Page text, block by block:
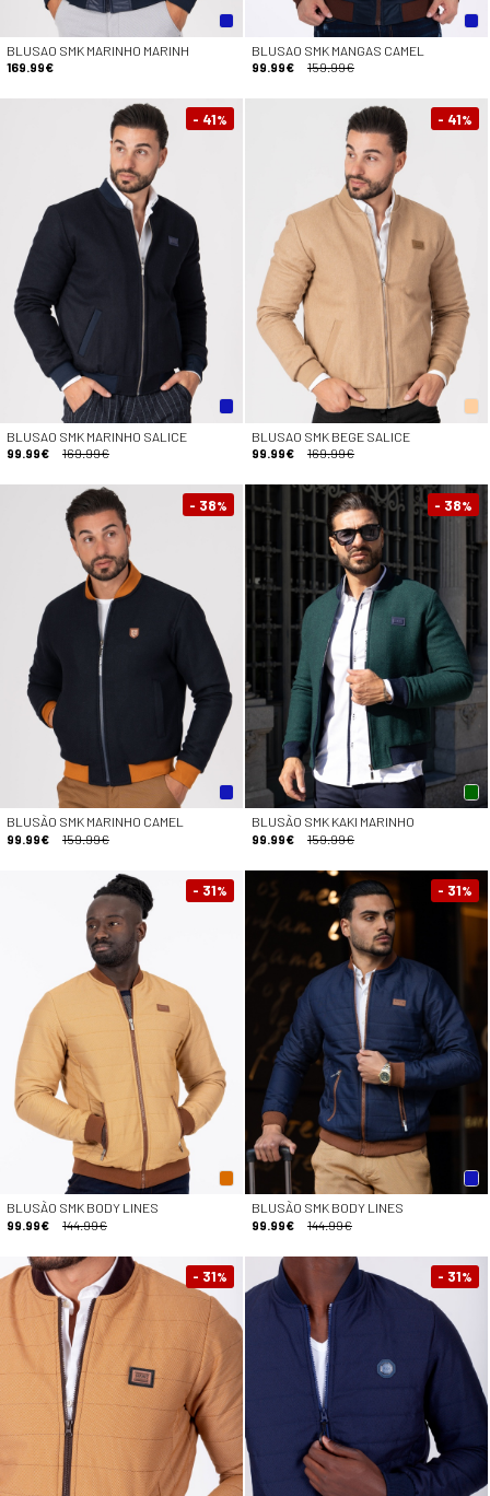
BLUSAO SMK MARINHO MARINH
169.99€
BLUSAO SMK MANGAS CAMEL
99.99€
159.99€
- 41%
BLUSAO SMK MARINHO SALICE
99.99€
169.99€
- 41%
BLUSAO SMK BEGE SALICE
99.99€
169.99€
- 38%
BLUSÃO SMK MARINHO CAMEL
99.99€
159.99€
- 38%
BLUSÃO SMK KAKI MARINHO
99.99€
159.99€
- 31%
BLUSÃO SMK BODY LINES
99.99€
144.99€
- 31%
BLUSÃO SMK BODY LINES
99.99€
144.99€
- 31% - 31%